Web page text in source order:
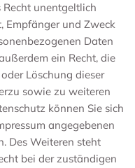
Recht unentgeltlich
Empfänger und Zweck
Daten
ein Recht, die
Löschung dieser
sowie zu weiteren
können Sie sich
angegebenen
Des Weiteren steht
bei der zuständigen